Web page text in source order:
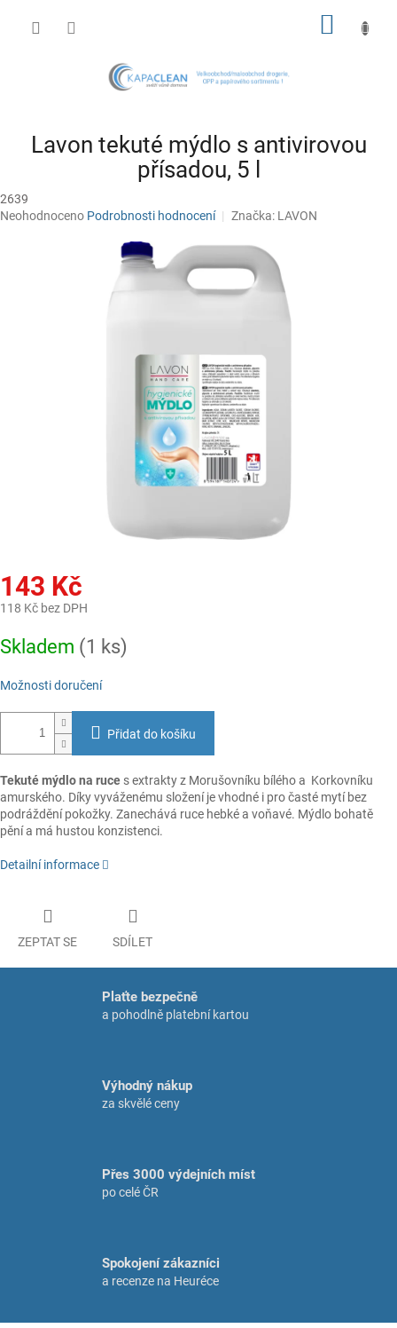
Lavon tekuté mýdlo s antivirovou
přísadou, 5 l
2639
Průměrné
Neohodnoceno Podrobnosti hodnocení Značka: LAVON
143 Kč
118 Kč bez DPH
cena:
Skladem (1 ks)
Možnosti doručení
Přidat do košíku
Tekuté mýdlo na ruce s extrakty z Morušovníku bílého a Korkovníku
amurského. Díky vyváženému složení je vhodné i pro časté mytí bez
podráždění pokožky. Zanechává ruce hebké a voňavé. Mýdlo bohatě
pění a má hustou konzistenci.
Detailní informace
ZEPTAT SE SDÍLET
Plaťte bezpečně
a pohodlně platební kartou
Výhodný nákup
za skvělé ceny
Přes 3000 výdejních míst
po celé ČR
Spokojení zákazníci
a recenze na Heuréce